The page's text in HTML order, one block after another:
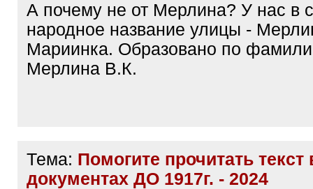
А почему не от Мерлина? У нас в
народное название улицы -
Мариинка. Образовано по
Мерлина В.К.
Тема: Помогите прочитать текст
документах ДО 1917г. - 2024